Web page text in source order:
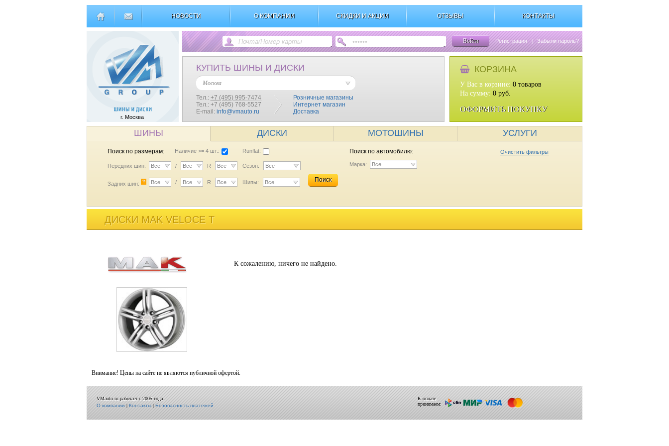
НОВОСТИ О КОМПАНИИ СКИДКИ И АКЦИИ ОТЗЫВЫ КОНТАКТЫ
г. Москва
Войти Регистрация | Забыли пароль?
КУПИТЬ ШИНЫ И ДИСКИ
Москва
Тел.: +7 (495) 995-7474
Тел.: +7 (495) 768-5527
E-mail: info@vmauto.ru
Розничные магазины
Интернет магазин
Доставка
КОРЗИНА
У Вас в корзине: 0 товаров
На сумму: 0 руб.
ОФОРМИТЬ ПОКУПКУ
ШИНЫ ДИСКИ МОТОШИНЫ УСЛУГИ
Поиск по размерам: Наличие >= 4 шт.: Runflat:
Передних шин: Все / Все R Все Сезон: Все
Задних шин: ? Все / Все R Все Шипы: Все Поиск
Поиск по автомобилю: Очистить фильтры
Марка: Все
ДИСКИ MAK VELOCE T
К сожалению, ничего не найдено.
Внимание! Цены на сайте не являются публичной офертой.
VMauto.ru работает с 2005 года.
О компании|Контакты|Безопасность платежей
К оплате
принимаем: